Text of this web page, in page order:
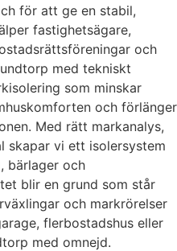
för att ge en stabil,
fastighetsägare,
och
med tekniskt
som minskar
och förlänger
Med rätt markanalys,
skapar vi ett isolersystem
bärlager och
blir en grund som står
och markrörelser
flerbostadshus eller
med omnejd.